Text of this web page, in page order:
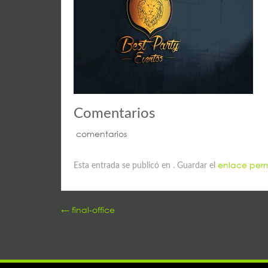
Comentarios
comentarios
Esta entrada se publicó en . Guardar el enlace
Post
← final-office